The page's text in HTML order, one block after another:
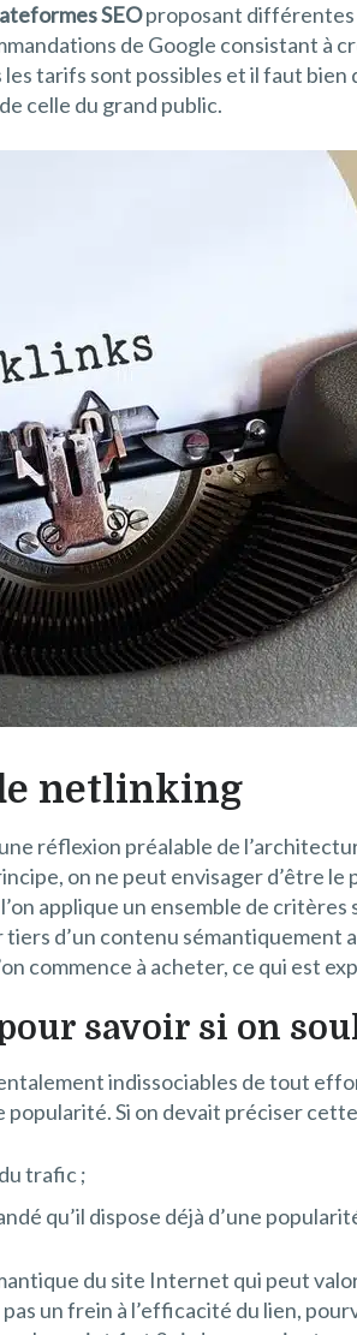
SEOproposant différentes
de Google consistant
tarifs sont possibles et il faut
celle du grand public.
netlinking
réflexion préalable de
on ne peut envisager d’être
applique un ensemble de
d’un contenu sémantiquement
commence à acheter, ce qui est
savoir si on
indissociables de tout
popularité. Si on devait préciser
trafic ;
qu’il dispose déjà d’une
du site Internet qui peut
un frein à l’efficacité du lien,